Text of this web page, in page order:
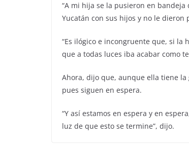
“A mi hija se la pusieron en
Yucatán con sus hijos y no le
“Es ilógico e incongruente que, si
que a todas luces iba acabar como
Ahora, dijo que, aunque ella tiene
pues siguen en espera.
“Y así estamos en espera y en
luz de que esto se termine”, dijo.